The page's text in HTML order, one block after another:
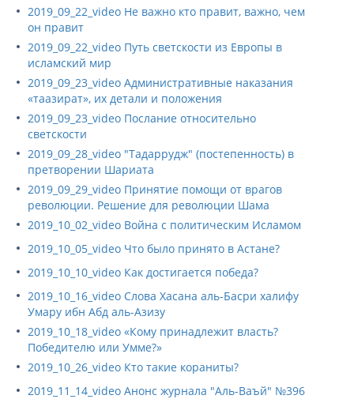
2019_09_22_video Не важно кто правит, важно, чем
он правит
2019_09_22_video Путь светскости из Европы в
исламский мир
2019_09_23_video Административные наказания
«таазират», их детали и положения
2019_09_23_video Послание относительно
светскости
2019_09_28_video "Тадаррудж" (постепенность) в
претворении Шариата
2019_09_29_video Принятие помощи от врагов
революции. Решение для революции Шама
2019_10_02_video Война с политическим Исламом
2019_10_05_video Что было принято в Астане?
2019_10_10_video Как достигается победа?
2019_10_16_video Слова Хасана аль-Басри халифу
Умару ибн Абд аль-Азизу
2019_10_18_video «Кому принадлежит власть?
Победителю или Умме?»
2019_10_26_video Кто такие кораниты?
2019_11_14_video Анонс журнала "Аль-Ваъй" №396